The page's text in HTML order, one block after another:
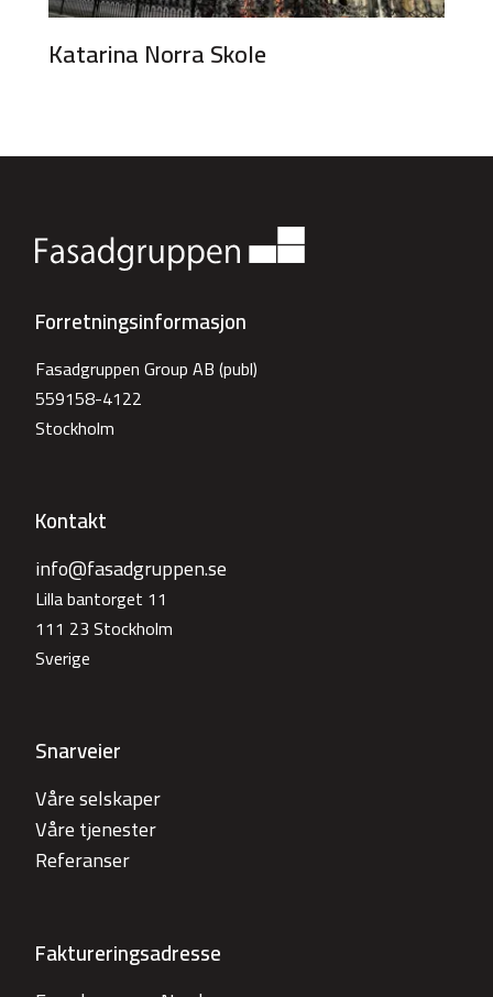
Katarina Norra Skole
Forretningsinformasjon
Fasadgruppen Group AB (publ)
559158-4122
Stockholm
Kontakt
info@fasadgruppen.se
Lilla bantorget 11
111 23 Stockholm
Sverige
Snarveier
Våre selskaper
Våre tjenester
Referanser
Faktureringsadresse